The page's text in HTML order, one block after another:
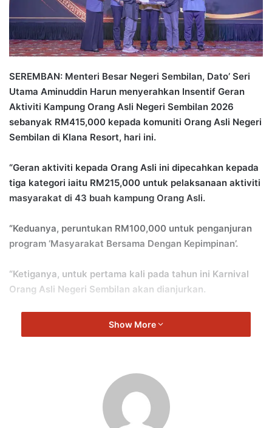
i
SEREMBAN: Menteri Besar Negeri Sembilan, Dato’ Seri
Utama Aminuddin Harun menyerahkan Insentif Geran
Aktiviti Kampung Orang Asli Negeri Sembilan 2026
sebanyak RM415,000 kepada komuniti Orang Asli Negeri
Sembilan di Klana Resort, hari ini.
“Geran aktiviti kepada Orang Asli ini dipecahkan kepada
tiga kategori iaitu RM215,000 untuk pelaksanaan aktiviti
masyarakat di 43 buah kampung Orang Asli.
“Keduanya, peruntukan RM100,000 untuk penganjuran
program ‘Masyarakat Bersama Dengan Kepimpinan’.
“Ketiganya, untuk pertama kali pada tahun ini Karnival
Orang Asli Negeri Sembilan akan dianjurkan.
“Untuk menjayakan karnival ini Kerajaan Negeri telah
meluluskan peruntukan sebanyak RM100,000,” jelas
Show More